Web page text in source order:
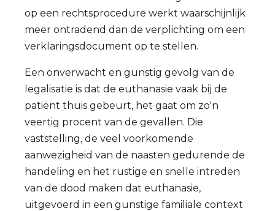
op een rechtsprocedure werkt waarschijnlijk
meer ontradend dan de verplichting om een
verklaringsdocument op te stellen.
Een onverwacht en gunstig gevolg van de
legalisatie is dat de euthanasie vaak bij de
patiënt thuis gebeurt, het gaat om zo'n
veertig procent van de gevallen. Die
vaststelling, de veel voorkomende
aanwezigheid van de naasten gedurende de
handeling en het rustige en snelle intreden
van de dood maken dat euthanasie,
uitgevoerd in een gunstige familiale context